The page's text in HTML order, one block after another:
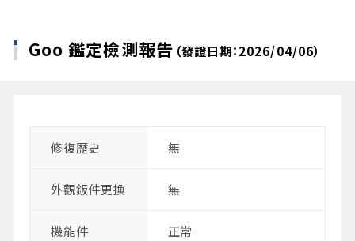
Goo 鑑定檢測報告 （發證日期：2026/04/06）
修復歴史 無
外觀鈑件更換 無
機能件 正常